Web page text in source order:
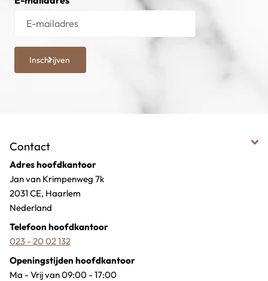
Inschrijven
Contact
Adres hoofdkantoor
Jan van Krimpenweg 7k
2031 CE, Haarlem
Nederland
Telefoon hoofdkantoor
023 - 20 02 132
Openingstijden hoofdkantoor
Ma - Vrij van 09:00 - 17:00